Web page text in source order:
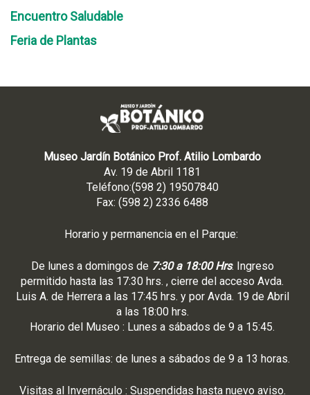
Encuentro Saludable
Feria de Plantas
Museo Jardín Botánico Prof. Atilio Lombardo
Av. 19 de Abril 1181
Teléfono:(598 2) 19507840
Fax: (598 2) 2336 6488
Horario y permanencia en el Parque:
De lunes a domingos de 7:30 a 18:00 Hrs. Ingreso
permitido hasta las 17:30 hrs. , cierre del acceso Avda.
Luis A. de Herrera a las 17:45 hrs. y por Avda. 19 de Abril
a las 18:00 hrs.
Horario del Museo : Lunes a sábados de 9 a 15:45.
Entrega de semillas: de lunes a sábados de 9 a 13 horas.
Visitas al Invernáculo : Suspendidas hasta nuevo aviso.